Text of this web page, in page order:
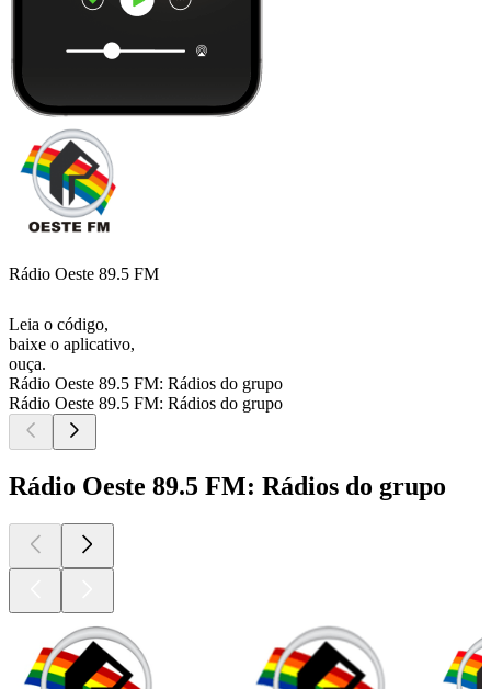
Rádio Oeste 89.5 FM
Leia o código,
baixe o aplicativo,
ouça.
Rádio Oeste 89.5 FM: Rádios do grupo
Rádio Oeste 89.5 FM: Rádios do grupo
Rádio Oeste 89.5 FM: Rádios do grupo